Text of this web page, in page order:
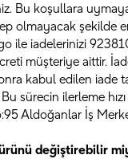
Bu koşullara
olmayacak
ile iadelerinizi
müşteriye aittir.
kabul edilen iade
sürecin ilerleme
Aldoğanlar İş
ürünü değiştirebilir